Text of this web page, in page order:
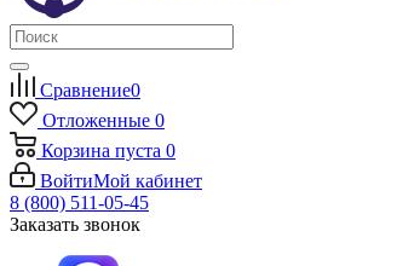
Сравнение0
Отложенные 0
Корзина пуста 0
ВойтиМой кабинет
8 (800) 511-05-45
Заказать звонок